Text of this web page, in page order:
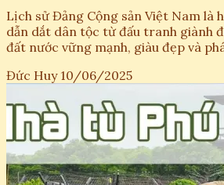
Lịch sử Đảng Cộng sản Việt Nam là
dẫn dắt dân tộc từ đấu tranh giành
đất nước vững mạnh, giàu đẹp và
Đức Huy 10/06/2025